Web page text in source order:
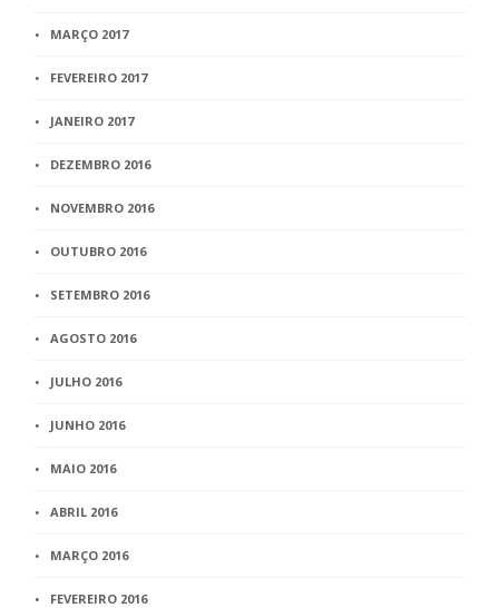
MARÇO 2017
FEVEREIRO 2017
JANEIRO 2017
DEZEMBRO 2016
NOVEMBRO 2016
OUTUBRO 2016
SETEMBRO 2016
AGOSTO 2016
JULHO 2016
JUNHO 2016
MAIO 2016
ABRIL 2016
MARÇO 2016
FEVEREIRO 2016